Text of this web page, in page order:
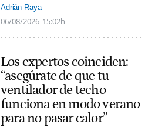
Adrián Raya
06/08/2026 15:02h
Los expertos coinciden:
“asegúrate de que tu
ventilador de techo
funciona en modo verano
para no pasar calor”